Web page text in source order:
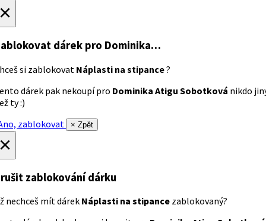
dárek pro Dominika…
si zablokovat Náplasti na stipance?
dárek pak nekoupí pro Dominika Atigu Sobotková nikdo
ty :)
zablokovat
× Zpět
zablokování dárku
nechceš mít dárek Náplasti na stipance zablokovaný?